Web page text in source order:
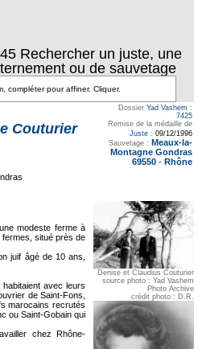
Rechercher un juste, une
ou de sauvetage
Couturier
Dossier Yad Vashem :
7425
Remise de la médaille de
Juste : 09/12/1996
Sauvetage : Meaux-la-
Montagne Gondras
69550 - Rhône
Denise et Claudius Couturier
source photo : Yad Vashem
Photo Archive
crédit photo : D.R.
modeste ferme à
situé près de
juif âgé de 10 ans,
avec leurs
de Saint-Fons,
marocains recrutés
ou Saint-Gobain qui
chez Rhône-